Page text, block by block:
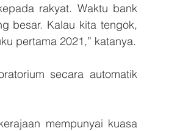
rakyat. Waktu bank
besar. Kalau kita tengok,
pertama 2021,” katanya.
secara automatik
mempunyai kuasa